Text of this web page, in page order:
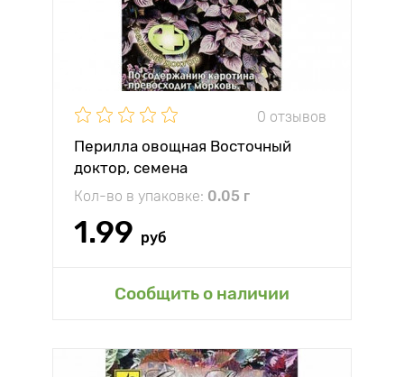
0 отзывов
Перилла овощная Восточный
доктор, семена
Кол-во в упаковке: 0.05 г
1.99 руб
Сообщить о наличии